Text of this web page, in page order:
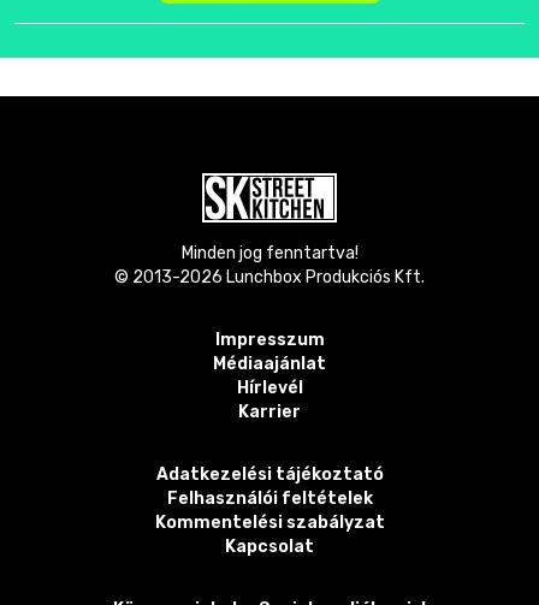
Minden jog fenntartva!
© 2013-2026 Lunchbox Produkciós Kft.
Impresszum
Médiaajánlat
Hírlevél
Karrier
Adatkezelési tájékoztató
Felhasználói feltételek
Kommentelési szabályzat
Kapcsolat